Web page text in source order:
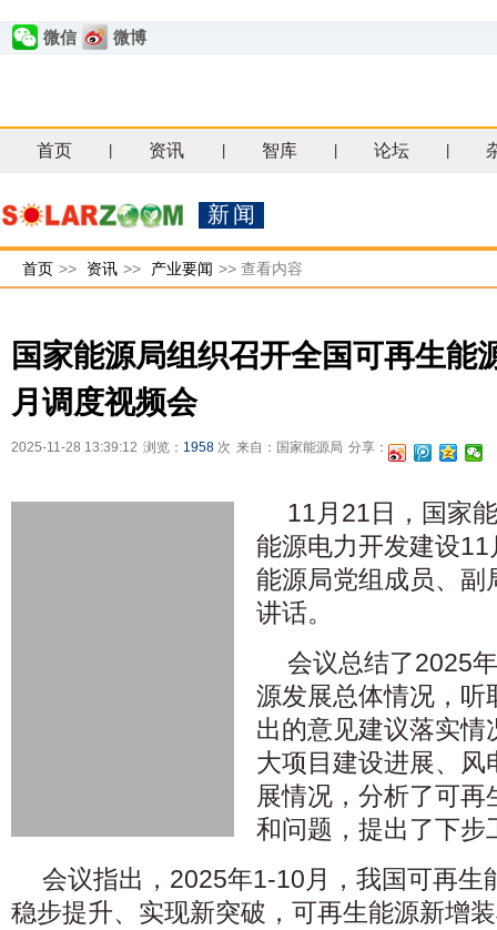
微信 微博
首页 资讯 智库 论坛
新闻
首页 >> 资讯 >> 产业要闻 >> 查看内容
国家能源局组织召开全国可再生能
月调度视频会
2025-11-28 13:39:12 浏览： 1958 次 来自：国家能源局 分享：
11月21日，国家
能源电力开发建设
能源局党组成员、副
讲话。
会议总结了2025
源发展总体情况，听
出的意见建议落实情
大项目建设进展、风
展情况，分析了可
和问题，提出了下步
会议指出，2025年1-10月，我国可再生
稳步提升、实现新突破，可再生能源新增